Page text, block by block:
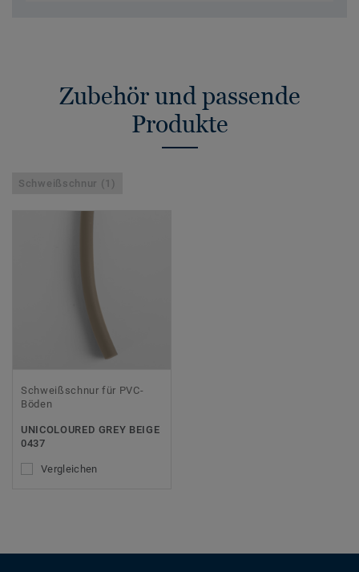
Zubehör und passende
Produkte
Schweißschnur (1)
Schweißschnur für PVC-
Böden
UNICOLOURED GREY BEIGE
0437
Vergleichen